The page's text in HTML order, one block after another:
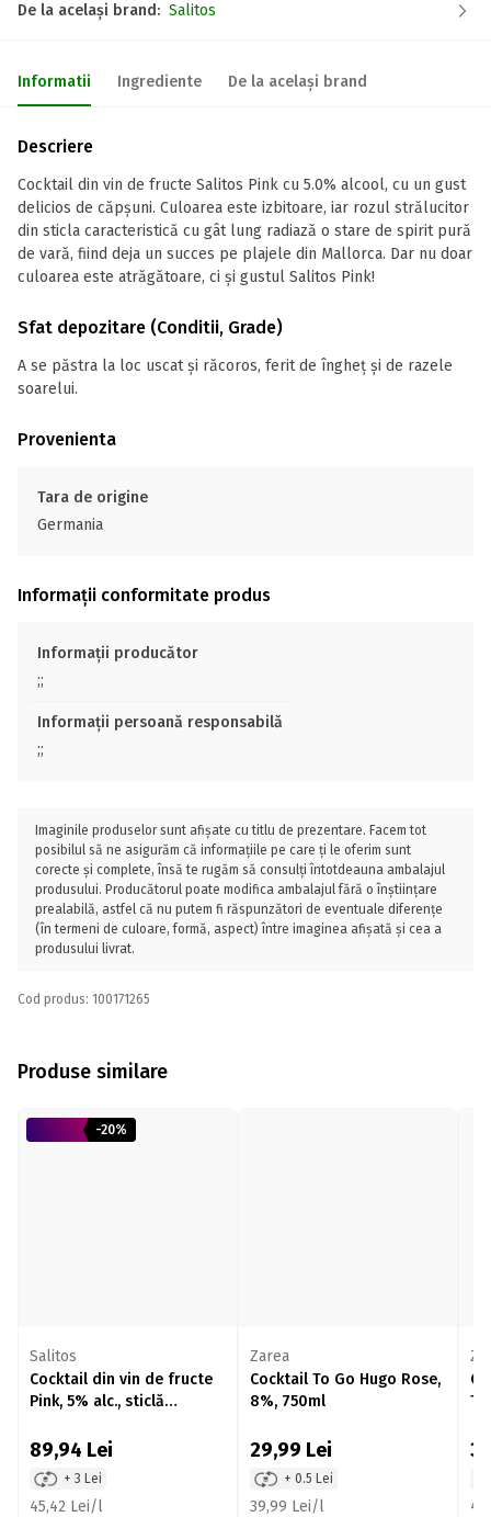
De la același brand: Salitos
Informatii Ingrediente De la același brand
Descriere
Cocktail din vin de fructe Salitos Pink cu 5.0% alcool, cu un gust
delicios de căpșuni. Culoarea este izbitoare, iar rozul strălucitor
din sticla caracteristică cu gât lung radiază o stare de spirit pură
de vară, fiind deja un succes pe plajele din Mallorca. Dar nu doar
culoarea este atrăgătoare, ci și gustul Salitos Pink!
Sfat depozitare (Conditii, Grade)
A se păstra la loc uscat și răcoros, ferit de îngheț și de razele
soarelui.
Provenienta
Tara de origine
Germania
Informații conformitate produs
Informații producător
;;
Informații persoană responsabilă
;;
Imaginile produselor sunt afișate cu titlu de prezentare. Facem tot
posibilul să ne asigurăm că informațiile pe care ți le oferim sunt
corecte și complete, însă te rugăm să consulți întotdeauna ambalajul
produsului. Producătorul poate modifica ambalajul fără o înștiințare
prealabilă, astfel că nu putem fi răspunzători de eventuale diferențe
(în termeni de culoare, formă, aspect) între imaginea afișată și cea a
produsului livrat.
Cod produs: 100171265
Produse similare
-20%
Salitos
Cocktail din vin de fructe
Pink, 5% alc., sticlă
89,94 Lei
+ 3 Lei
45,42 Lei/l
Zarea
Cocktail To Go Hugo Rose,
8%, 750ml
29,99 Lei
+ 0.5 Lei
39,99 Lei/l